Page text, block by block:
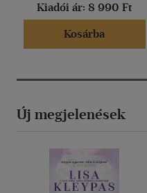
Kiadói ár: 8 990 Ft
Kosárba
Új megjelenések